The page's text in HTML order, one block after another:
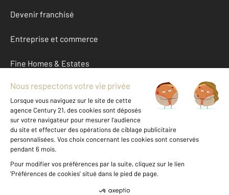
Devenir franchisé
Entreprise et commerce
Fine Homes & Estates
À propos
International
Nous contacter